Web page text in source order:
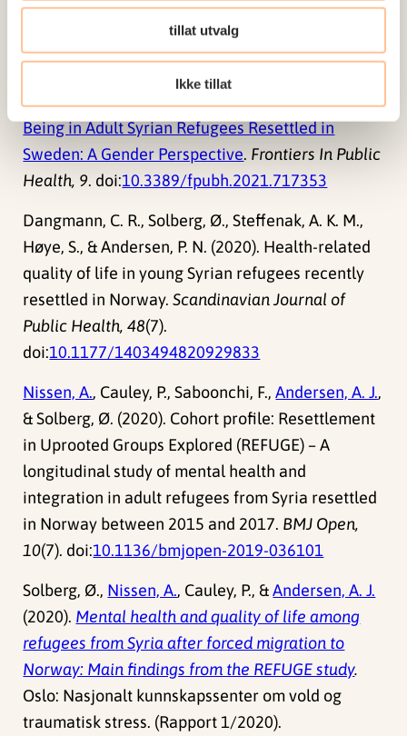
tillat utvalg
Ikke tillat
European Journal of Psychotraumatology.
10.1080/20008198.2021.1994218
, Sengoelge, M., & Solberg, Ø. (2021).
Post-migration Stressors and Subjective Well-
Being in Adult Syrian Refugees Resettled in
Sweden: A Gender Perspective. Frontiers In Public
Health, 9. doi:10.3389/fpubh.2021.717353
Dangmann, C. R., Solberg, Ø., Steffenak, A. K. M.,
Høye, S., & Andersen, P. N. (2020). Health-related
quality of life in young Syrian refugees recently
resettled in Norway.Scandinavian Journal of
Public Health, 48(7).
doi:10.1177/1403494820929833
Nissen, A., Cauley, P., Saboonchi, F.,Andersen, A. J.,
& Solberg, Ø. (2020). Cohort profile: Resettlement
in Uprooted Groups Explored (REFUGE) – A
longitudinal study of mental health and
integration in adult refugees from Syria resettled
in Norway between 2015 and 2017. BMJ Open,
10(7). doi:10.1136/bmjopen-2019-036101
Solberg, Ø., Nissen, A., Cauley, P., &Andersen, A. J.
(2020). Mental health and quality of life among
refugees from Syria after forced migration to
Norway: Main findings from the REFUGE study.
Oslo: Nasjonalt kunnskapssenter om vold og
traumatisk stress. (Rapport 1/2020).